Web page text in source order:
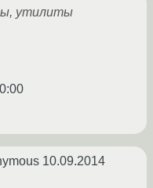
утилиты
10.09.2014